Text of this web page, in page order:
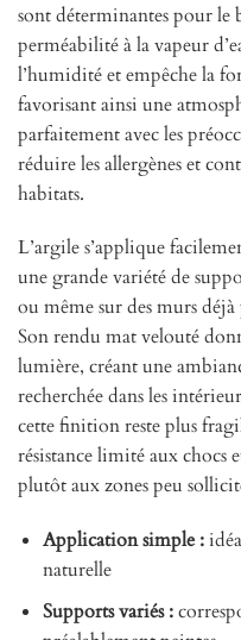
sont déterminantes pour le
perméabilité à la vapeur
l’humidité et empêche la
favorisant ainsi une
parfaitement avec les
réduire les allergènes et
habitats.
L’argile s’applique
une grande variété de
ou même sur des murs
Son rendu mat velouté
lumière, créant une
recherchée dans les
cette finition reste plus
résistance limité aux chocs
plutôt aux zones peu
Application simple :
naturelle
Supports variés :